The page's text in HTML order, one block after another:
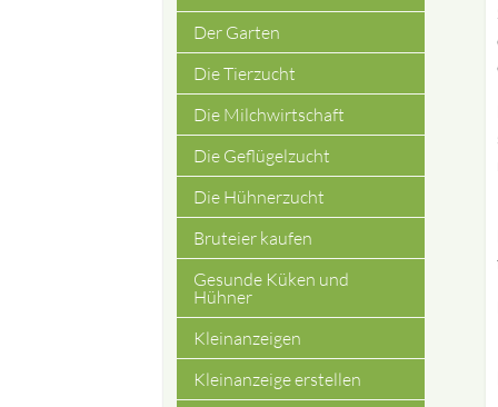
Der Garten
Die Tierzucht
Die Milchwirtschaft
Die Geflügelzucht
Die Hühnerzucht
Bruteier kaufen
Gesunde Küken und
Hühner
Kleinanzeigen
Kleinanzeige erstellen